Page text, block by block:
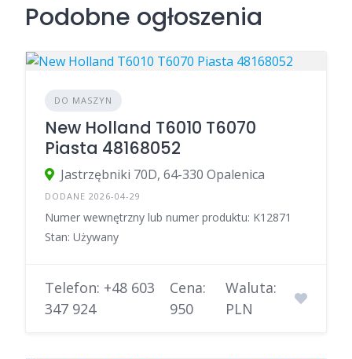
Podobne ogłoszenia
DO MASZYN
New Holland T6010 T6070
Piasta 48168052
Jastrzębniki 70D, 64-330 Opalenica
DODANE 2026-04-29
Numer wewnętrzny lub numer produktu: K12871
Stan: Używany
Telefon: +48 603
347 924
Cena:
950
Waluta:
PLN